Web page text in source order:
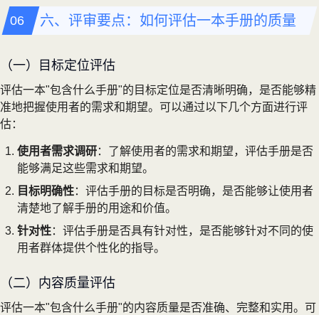
六、评审要点：如何评估一本手册的质量
（一）目标定位评估
评估一本"包含什么手册"的目标定位是否清晰明确，是否能够精
准地把握使用者的需求和期望。可以通过以下几个方面进行评
估：
使用者需求调研：了解使用者的需求和期望，评估手册是否
能够满足这些需求和期望。
目标明确性：评估手册的目标是否明确，是否能够让使用者
清楚地了解手册的用途和价值。
针对性：评估手册是否具有针对性，是否能够针对不同的使
用者群体提供个性化的指导。
（二）内容质量评估
评估一本"包含什么手册"的内容质量是否准确、完整和实用。可